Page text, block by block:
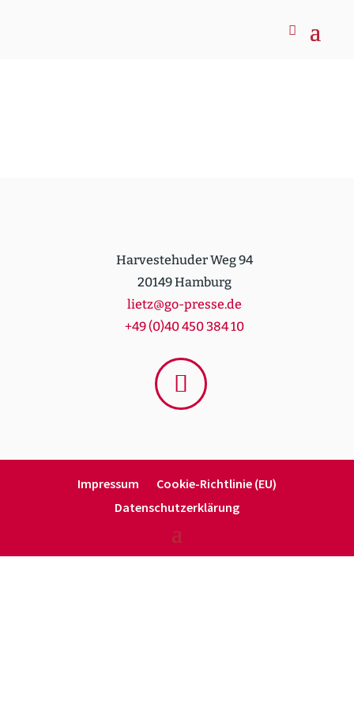
Harvestehuder Weg 94
20149 Hamburg
lietz@go-presse.de
+49 (0)40 450 384 10
Impressum
Cookie-Richt­­linie (EU)
Daten­schutz­er­klärung